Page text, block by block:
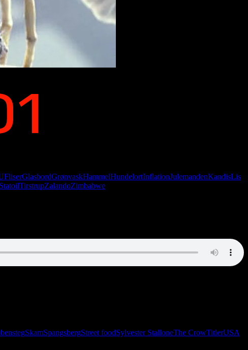
FliserGlasbordGrønvaskHammelHundelortInflationJulemandenKandisLis
StatoilTirstrupZalandoZimbabwe
SkamSpangsbergStreet foodSylvester StalloneThe CrowTitlerUSA